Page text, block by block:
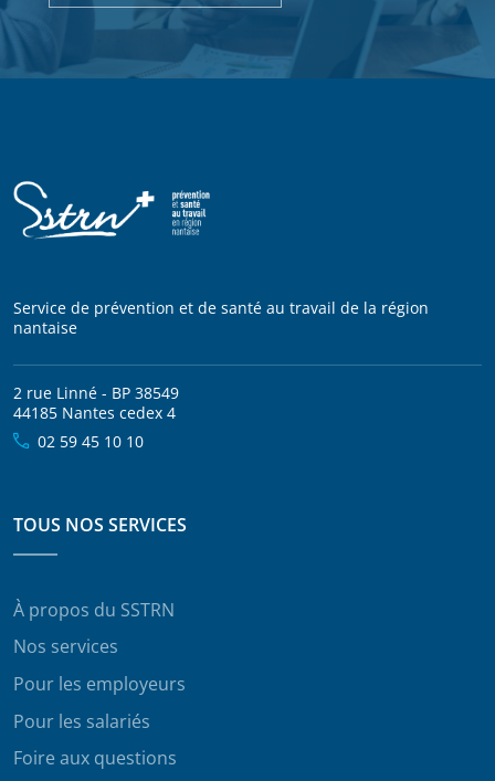
Service de prévention et de santé au travail de la région
nantaise
2 rue Linné - BP 38549
44185 Nantes cedex 4
02 59 45 10 10
TOUS NOS SERVICES
À propos du SSTRN
Nos services
Pour les employeurs
Pour les salariés
Foire aux questions